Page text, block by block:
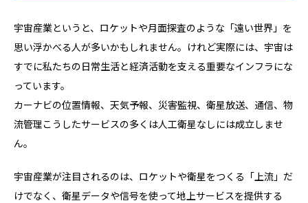
宇宙産業というと、ロケットや月面探査のような「遠い世界」を
思い浮かべる人が多いかもしれません。けれど実際には、宇宙は
すでに私たちの日常生活と経済活動を支える重要なインフラにな
っています。
カーナビの位置情報、天気予報、災害監視、衛星放送、通信、物
流管理――こうしたサービスの多くは人工衛星なしには成立しませ
ん。
宇宙産業が注目されるのは、ロケットや衛星をつくる「上流」だ
けでなく、衛星データや信号を使って地上サービスを提供する